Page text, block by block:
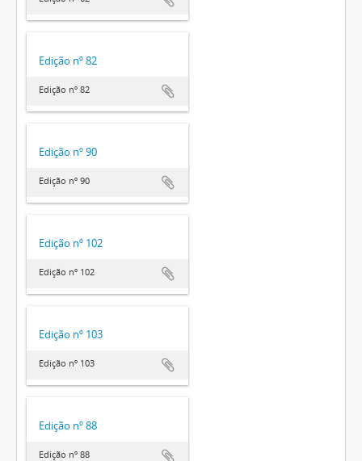
Edição nº 82
Edição nº 82
Edição nº 90
Edição nº 90
Edição nº 102
Edição nº 102
Edição nº 103
Edição nº 103
Edição nº 88
Edição nº 88